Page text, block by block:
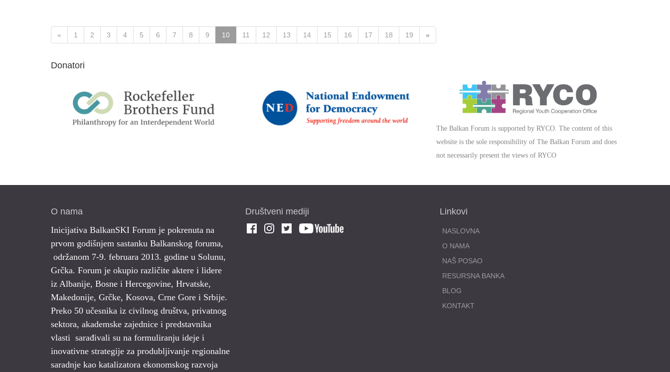
« 1 2 3 4 5 6 7 8 9 10 11 12 13 14 15 16 17 18 19 »
Donatori
The Balkan Forum is supported by RYCO. The content of this
website is the sole responsibility of The Balkan Forum and does
not necessarily present the views of RYCO
O nama
Inicijativa BalkanSKI Forum je pokrenuta na
prvom godišnjem sastanku Balkanskog foruma,
održanom 7-9. februara 2013. godine u Solunu,
Grčka. Forum je okupio različite aktere i lidere
iz Albanije, Bosne i Hercegovine, Hrvatske,
Makedonije, Grčke, Kosova, Crne Gore i Srbije.
Preko 50 učesnika iz civilnog društva, privatnog
sektora, akademske zajednice i predstavnika
vlasti sarađivali su na formuliranju ideje i
inovativne strategije za produbljivanje regionalne
saradnje kao katalizatora ekonomskog razvoja
Društveni mediji Linkovi
NASLOVNA
O NAMA
NAŠ POSAO
RESURSNA BANKA
BLOG
KONTAKT